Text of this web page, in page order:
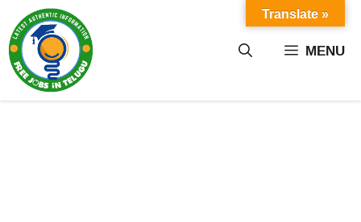
content MENU
Translate »